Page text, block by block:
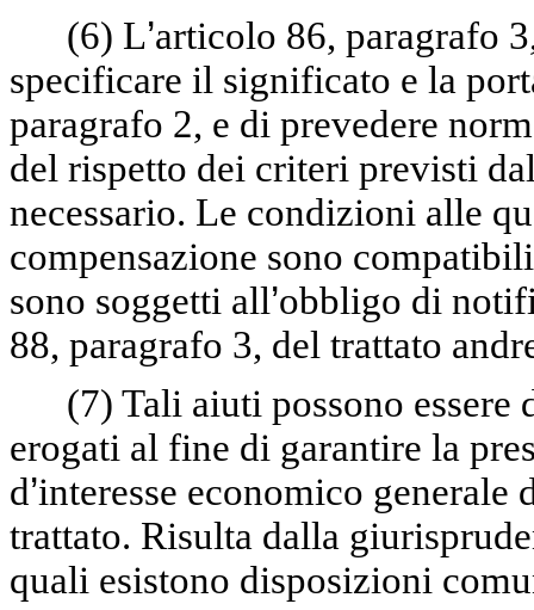
(6) L’articolo 86, paragrafo
specificare il significato e la
paragrafo 2, e di prevedere
del rispetto dei criteri previsti
necessario. Le condizioni alle
compensazione sono
sono soggetti all’obbligo di
88, paragrafo 3, del trattato
(7) Tali aiuti possono
erogati al fine di garantire la
d’interesse economico generale
trattato. Risulta dalla
quali esistono disposizioni